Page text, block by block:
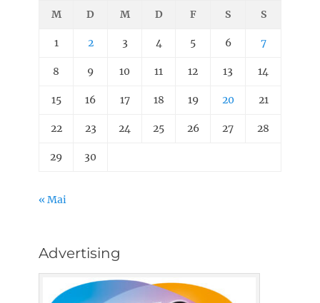
M D M D F S S
1 2 3 4 5 6 7
8 9 10 11 12 13 14
15 16 17 18 19 20 21
22 23 24 25 26 27 28
29 30
« Mai
Advertising